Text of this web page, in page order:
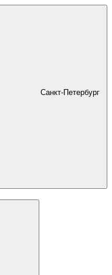
Санкт-Петербург